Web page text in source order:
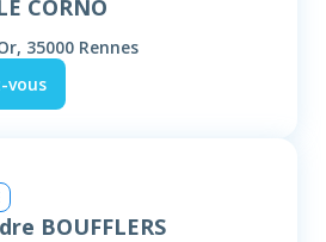
CORNO
35000 Rennes
vous
BOUFFLERS